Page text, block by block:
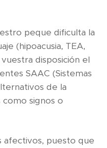
peque dificulta la
(hipoacusia, TEA,
disposición el
SAAC (Sistemas
de la
como signos o
afectivos, puesto que